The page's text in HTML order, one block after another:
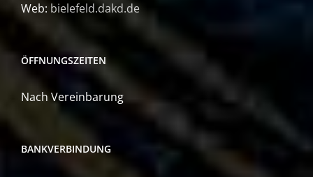
Web: bielefeld.dakd.de
ÖFFNUNGSZEITEN
Nach Vereinbarung
BANKVERBINDUNG